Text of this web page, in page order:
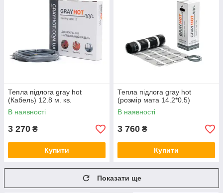
Тепла підлога gray hot
(Кабель) 12.8 м. кв.
В наявності
3 270 ₴
Купити
Тепла підлога gray hot
(розмір мата 14.2*0.5)
В наявності
3 760 ₴
Купити
Показати ще